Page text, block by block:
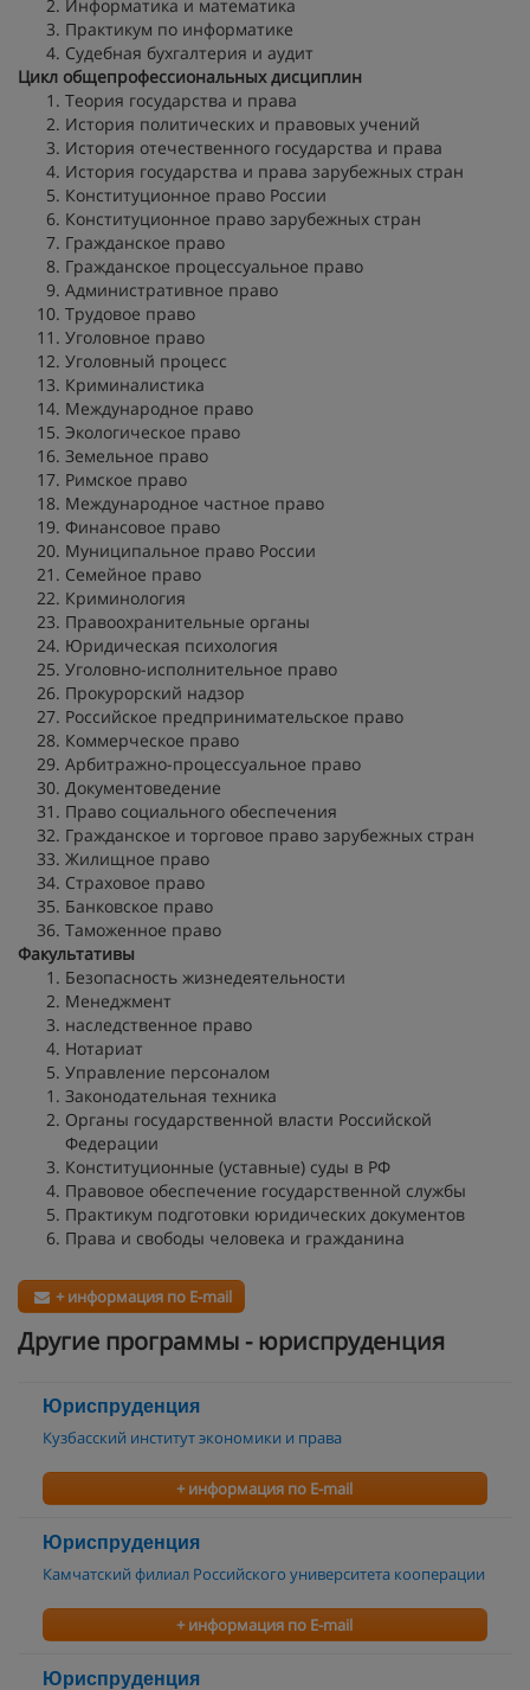
Информатика и математика
Практикум по информатике
Судебная бухгалтерия и аудит
Цикл общепрофессиональных дисциплин
Теория государства и права
История политических и правовых учений
История отечественного государства и права
История государства и права зарубежных стран
Конституционное право России
Конституционное право зарубежных стран
Гражданское право
Гражданское процессуальное право
Административное право
Трудовое право
Уголовное право
Уголовный процесс
Криминалистика
Международное право
Экологическое право
Земельное право
Римское право
Международное частное право
Финансовое право
Муниципальное право России
Семейное право
Криминология
Правоохранительные органы
Юридическая психология
Уголовно-исполнительное право
Прокурорский надзор
Российское предпринимательское право
Коммерческое право
Арбитражно-процессуальное право
Документоведение
Право социального обеспечения
Гражданское и торговое право зарубежных стран
Жилищное право
Страховое право
Банковское право
Таможенное право
Факультативы
Безопасность жизнедеятельности
Менеджмент
наследственное право
Нотариат
Управление персоналом
Законодательная техника
Органы государственной власти Российской
Федерации
Конституционные (уставные) суды в РФ
Правовое обеспечение государственной службы
Практикум подготовки юридических документов
Права и свободы человека и гражданина
+ информация по E-mail
Другие программы - юриспруденция
Юриспруденция
Кузбасский институт экономики и права
+ информация по E-mail
Юриспруденция
Камчатский филиал Российского университета кооперации
+ информация по E-mail
Юриспруденция